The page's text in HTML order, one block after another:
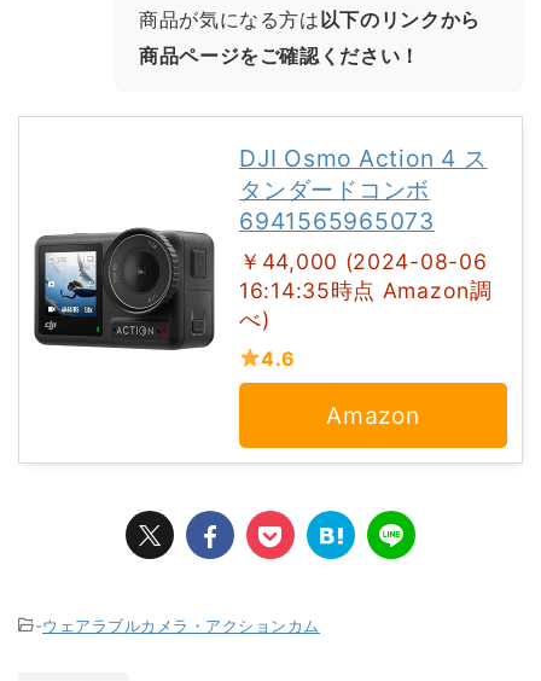
商品が気になる方は以下のリンクから
商品ページをご確認ください！
DJI Osmo Action 4 ス
タンダードコンボ
6941565965073
￥44,000 (2024-08-06
16:14:35時点 Amazon調
べ)
4.6
Amazon
-ウェアラブルカメラ・アクションカム